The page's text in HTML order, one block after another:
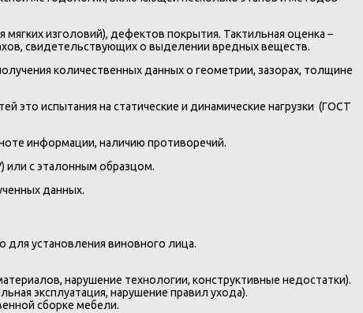
изголовий), дефектов покрытия. Тактильная оценка –
свидетельствующих о выделении вредных веществ.
количественных данных о геометрии, зазорах, толщине
это испытания на статические и динамические нагрузки (ГОСТ
информации, наличию противоречий.
или с эталонным образцом.
данных.
для установления виновного лица.
нарушение технологии, конструктивные недостатки).
эксплуатация, нарушение правил ухода).
сборке мебели.